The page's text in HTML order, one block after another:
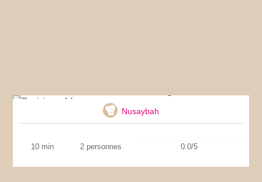
Nusaybah
10 min 2 personnes 0.0/5